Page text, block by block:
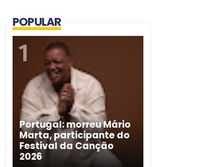
POPULAR
Portugal: morreu Mário
Marta, participante do
Festival da Canção
2026